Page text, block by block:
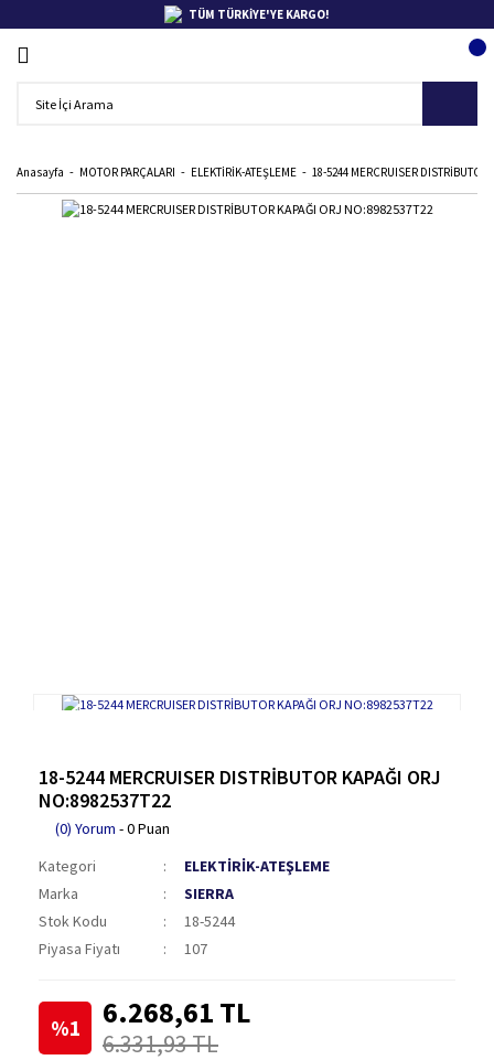
TÜM TÜRKİYE'YE KARGO!
Anasayfa MOTOR PARÇALARI ELEKTİRİK-ATEŞLEME 18-5244 MERCRUISER DISTRİBUTOR
18-5244 MERCRUISER DISTRİBUTOR KAPAĞI ORJ
NO:8982537T22
(0) Yorum - 0 Puan
Kategori
ELEKTİRİK-ATEŞLEME
Marka
SIERRA
Stok Kodu
18-5244
Piyasa Fiyatı
107
%1 6.268,61 TL
6.331,93 TL